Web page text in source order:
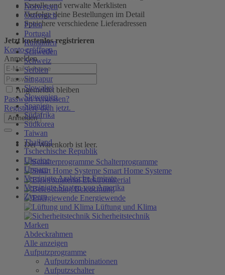
Norwegen
Österreich
Polen
Portugal
Rumänien
Schweden
Schweiz
Serbien
Singapur
Slowakei
Slowenien
Spanien
Südafrika
Südkorea
Taiwan
Thailand
Tschechische Republik
Ukraine
Ungarn
Vereinigte Arabische Emirate
Vereinigte Staaten von Amerika
Zypern
Erstelle und verwalte Merklisten
Verfolge deine Bestellungen im Detail
Speichere verschiedene Lieferadressen
Jetzt kostenlos registrieren
Konto eröffnen
Anmelden
Angemeldet bleiben
Passwort vergessen?
Registriere dich jetzt.
Anmelden
Der Warenkorb ist leer.
Schalterprogramme
Smart Home Systeme
Elektromaterial
Beleuchtung
Energiewende
Lüftung und Klima
Sicherheitstechnik
Marken
Abdeckrahmen
Alle anzeigen
Aufputzprogramme
Aufputzkombinationen
Aufputzschalter